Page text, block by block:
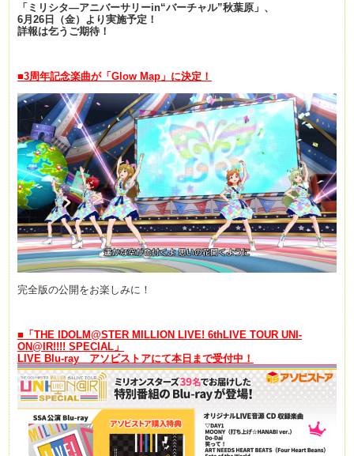
「ミリシタ―アニバーサリーin“バーチャル”秋葉原」、
6月26日（金）より実施予定！
詳報は乞うご期待！
■3周年記念楽曲が「Glow Map」に決定！
完全版の公開をお楽しみに！
■ 「THE IDOLM@STER MILLION LIVE! 6thLIVE TOUR UNI-
ON@IR!!!! SPECIAL」
LIVE Blu-ray アソビストアにて本日まで受付中！